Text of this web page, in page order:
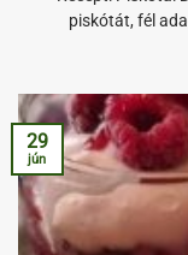
piskótát, fél
29
jún